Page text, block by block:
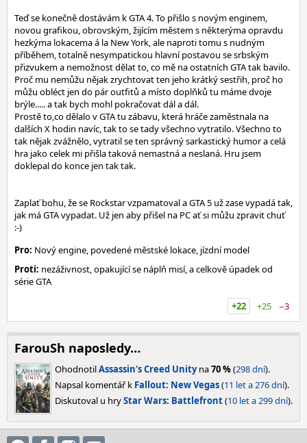
Teď se konečně dostávám k GTA 4. To přišlo s novým enginem,
novou grafikou, obrovským, žijícím městem s některýma opravdu
hezkýma lokacema á la New York, ale naproti tomu s nudným
příběhem, totalně nesympatickou hlavní postavou se srbským
přizvukem a nemožnost dělat to, co mě na ostatních GTA tak bavilo.
Proč mu nemůžu nějak zrychtovat ten jeho krátký sestřih, proč ho
můžu obléct jen do pár outfitů a místo doplňků tu máme dvoje
brýle..... a tak bych mohl pokračovat dál a dál.
Prostě to,co dělalo v GTA tu zábavu, která hráče zaměstnala na
dalších X hodin navíc, tak to se tady všechno vytratilo. Všechno to
tak nějak zvážnělo, vytratil se ten správný sarkastický humor a celá
hra jako celek mi přišla taková nemastná a neslaná. Hru jsem
doklepal do konce jen tak tak.
Zaplať bohu, že se Rockstar vzpamatoval a GTA 5 už zase vypadá tak,
jak má GTA vypadat. Už jen aby přišel na PC ať si můžu zpravit chuť
:-)
Pro: Nový engine, povedené městské lokace, jízdní model
Proti: nezáživnost, opakující se náplň misí, a celkově úpadek od
série GTA
+22
+25 −3
FarouSh naposledy…
OhodnotilAssassin's Creed Unityna70 %(298 dní).
Napsal komentář k Fallout: New Vegas(11 let a 276 dní).
Diskutoval u hryStar Wars: Battlefront(10 let a 299 dní).